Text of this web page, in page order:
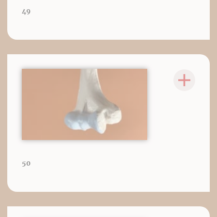
49
50